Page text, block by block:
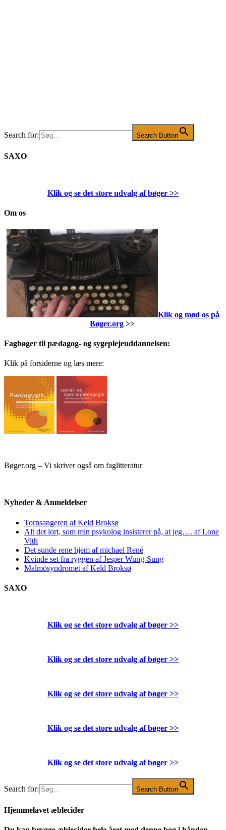
Search for: Search Button
SAXO
Klik og se det store udvalg af bøger >>
Om os
Klik og mød os på
Bøger.org>>
Fagbøger til pædagog- og sygeplejeuddannelsen:
Klik på forsiderne og læs mere:
Bøger.org – Vi skriver også om faglitteratur
Nyheder & Anmeldelser
Tornsangeren af Keld Broksø
Alt det lort, som min psykolog insisterer på, at jeg…. af Lone
Vith
Det sunde rene hjem af michael René
Kvinde set fra ryggen af Jesper Wung-Sung
Malmösyndromet af Keld Broksø
SAXO
Klik og se det store udvalg af bøger >>
Klik og se det store udvalg af bøger >>
Klik og se det store udvalg af bøger >>
Klik og se det store udvalg af bøger >>
Klik og se det store udvalg af bøger >>
Search for: Search Button
Hjemmelavet æblecider